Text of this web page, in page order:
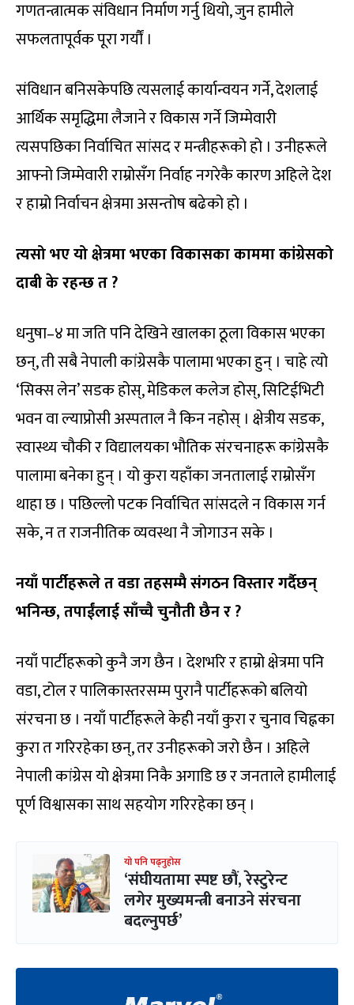
गणतन्त्रात्मक संविधान निर्माण गर्नु थियो, जुन हामीले
सफलतापूर्वक पूरा गर्यौं ।
संविधान बनिसकेपछि त्यसलाई कार्यान्वयन गर्ने, देशलाई
आर्थिक समृद्धिमा लैजाने र विकास गर्ने जिम्मेवारी
त्यसपछिका निर्वाचित सांसद र मन्त्रीहरूको हो । उनीहरूले
आफ्नो जिम्मेवारी राम्रोसँग निर्वाह नगरेकै कारण अहिले देश
र हाम्रो निर्वाचन क्षेत्रमा असन्तोष बढेको हो ।
त्यसो भए यो क्षेत्रमा भएका विकासका काममा कांग्रेसको
दाबी के रहन्छ त ?
धनुषा–४ मा जति पनि देखिने खालका ठूला विकास भएका
छन्, ती सबै नेपाली कांग्रेसकै पालामा भएका हुन् । चाहे त्यो
‘सिक्स लेन’ सडक होस्, मेडिकल कलेज होस्, सिटिईभिटी
भवन वा ल्याप्रोसी अस्पताल नै किन नहोस् । क्षेत्रीय सडक,
स्वास्थ्य चौकी र विद्यालयका भौतिक संरचनाहरू कांग्रेसकै
पालामा बनेका हुन् । यो कुरा यहाँका जनतालाई राम्रोसँग
थाहा छ । पछिल्लो पटक निर्वाचित सांसदले न विकास गर्न
सके, न त राजनीतिक व्यवस्था नै जोगाउन सके ।
नयाँ पार्टीहरूले त वडा तहसम्मै संगठन विस्तार गर्दैछन्
भनिन्छ, तपाईंलाई साँच्चै चुनौती छैन र ?
नयाँ पार्टीहरूको कुनै जग छैन । देशभरि र हाम्रो क्षेत्रमा पनि
वडा, टोल र पालिकास्तरसम्म पुरानै पार्टीहरूको बलियो
संरचना छ । नयाँ पार्टीहरूले केही नयाँ कुरा र चुनाव चिह्नका
कुरा त गरिरहेका छन्, तर उनीहरूको जरो छैन । अहिले
नेपाली कांग्रेस यो क्षेत्रमा निकै अगाडि छ र जनताले हामीलाई
पूर्ण विश्वासका साथ सहयोग गरिरहेका छन् ।
यो पनि पढ्नुहोस
‘संघीयतामा स्पष्ट छौं, रेस्टुरेन्ट
लगेर मुख्यमन्त्री बनाउने संरचना
बदल्नुपर्छ’